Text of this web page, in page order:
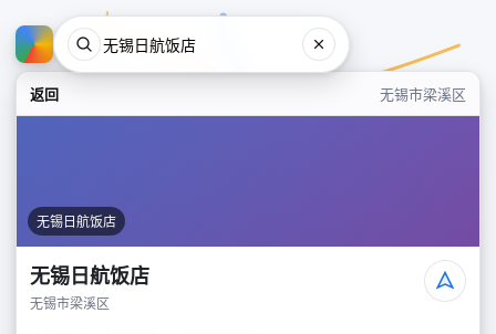
返回 无锡市梁溪区
无锡日航饭店
无锡日航饭店
无锡市梁溪区